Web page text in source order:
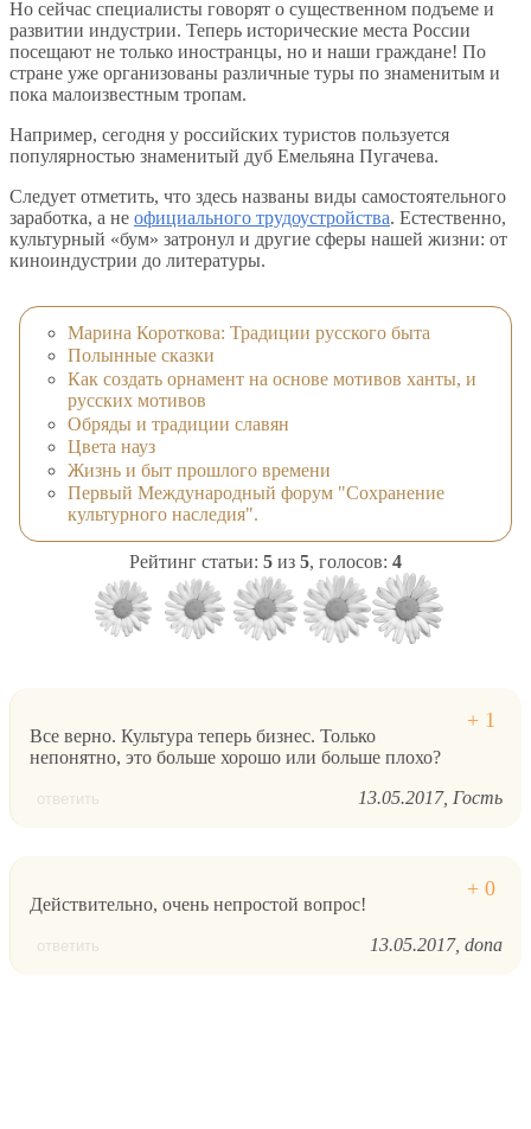
Но сейчас специалисты говорят о существенном подъеме и
развитии индустрии. Теперь исторические места России
посещают не только иностранцы, но и наши граждане! По
стране уже организованы различные туры по знаменитым и
пока малоизвестным тропам.
Например, сегодня у российских туристов пользуется
популярностью знаменитый дуб Емельяна Пугачева.
Следует отметить, что здесь названы виды самостоятельного
заработка, а не официального трудоустройства. Естественно,
культурный «бум» затронул и другие сферы нашей жизни: от
киноиндустрии до литературы.
Марина Короткова: Традиции русского быта
Полынные сказки
Как создать орнамент на основе мотивов ханты, и
русских мотивов
Обряды и традиции славян
Цвета науз
Жизнь и быт прошлого времени
Первый Международный форум "Сохранение
культурного наследия".
Рейтинг статьи: 5 из 5, голосов: 4
Все верно. Культура теперь бизнес. Только
непонятно, это больше хорошо или больше плохо?
ответить 13.05.2017 Гость
Действительно, очень непростой вопрос!
ответить 13.05.2017 dona